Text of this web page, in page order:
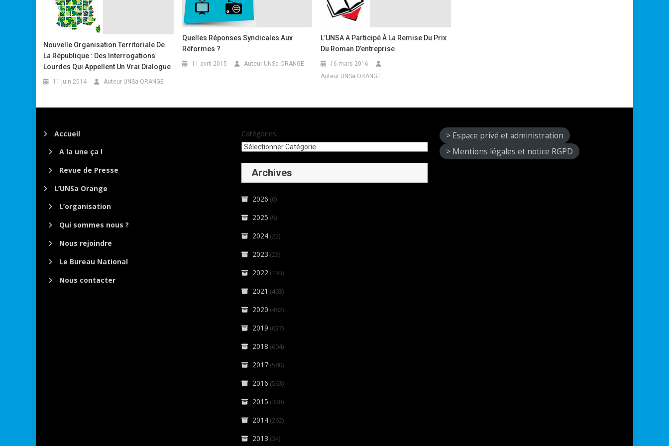
Nouvelle Organisation Territoriale De
La République : Des Interrogations
Lourdes Qui Appellent Un Vrai Dialogue
11 juin 2014 Auteur UNSa ORANGE
Quelles Réponses Syndicales Aux
Réformes ?
11 avril 2015 Auteur UNSa ORANGE
L’UNSA A Participé À La Remise Du Prix
Du Roman D’entreprise
16 mars 2016
Auteur UNSa ORANGE
Accueil
A la une ça !
Revue de Presse
L’UNSa Orange
L’organisation
Qui sommes nous ?
Nous rejoindre
Le Bureau National
Nous contacter
Catégories
Archives
2026 (6)
2025 (9)
2024 (22)
2023 (23)
2022 (193)
2021 (403)
2020 (482)
2019 (637)
2018 (604)
2017 (580)
2016 (563)
2015 (338)
2014 (262)
2013 (34)
> Espace privé et administration
> Mentions légales et notice RGPD